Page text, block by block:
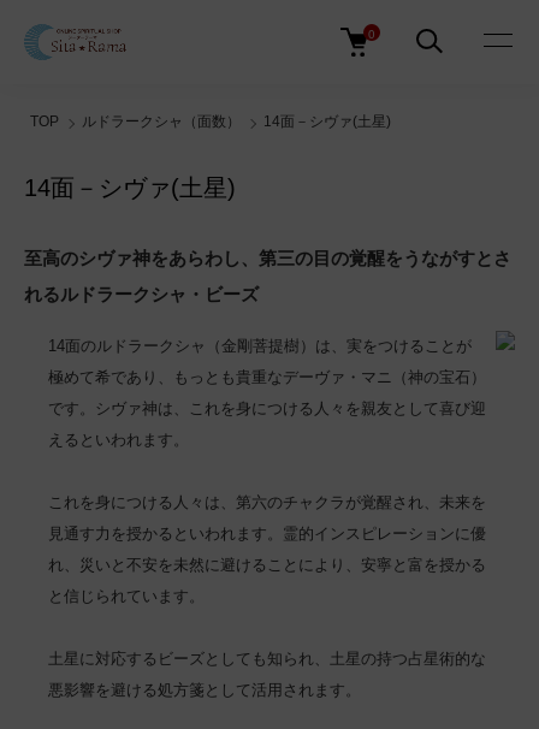
0
TOP ルドラークシャ（面数） 14面－シヴァ(土星)
14面－シヴァ(土星)
至高のシヴァ神をあらわし、第三の目の覚醒をうながすとさ
れるルドラークシャ・ビーズ
14面のルドラークシャ（金剛菩提樹）は、実をつけることが
極めて希であり、もっとも貴重なデーヴァ・マニ（神の宝石）
です。シヴァ神は、これを身につける人々を親友として喜び迎
えるといわれます。
これを身につける人々は、第六のチャクラが覚醒され、未来を
見通す力を授かるといわれます。霊的インスピレーションに優
れ、災いと不安を未然に避けることにより、安寧と富を授かる
と信じられています。
土星に対応するビーズとしても知られ、土星の持つ占星術的な
悪影響を避ける処方箋として活用されます。